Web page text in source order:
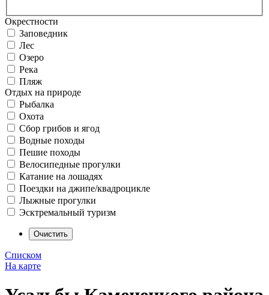
Окрестности
Заповедник
Лес
Озеро
Река
Пляж
Отдых на природе
Рыбалка
Охота
Сбор грибов и ягод
Водные походы
Пешие походы
Велосипедные прогулки
Катание на лошадях
Поездки на джипе/квадроцикле
Лыжные прогулки
Эсктремальный туризм
Списком
На карте